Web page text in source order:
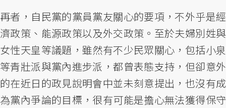
再者，自民黨的黨員黨友關心的要項，不外乎是經
濟政策、能源政策以及外交政策。至於夫婦別姓與
女性天皇等議題，雖然有不少民眾關心，包括小泉
等青壯派與黨內進步派，都曾表態支持，但卻意外
的在近日的政見說明會中並未刻意提出，也沒有成
為黨內爭論的目標，很有可能是擔心無法獲得保守